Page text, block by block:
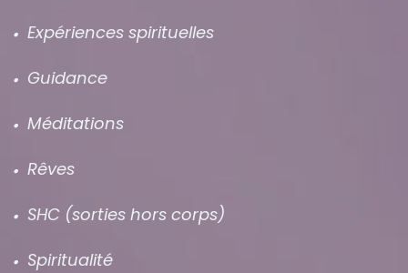
Expériences spirituelles
Guidance
Méditations
Rêves
SHC (sorties hors corps)
Spiritualité